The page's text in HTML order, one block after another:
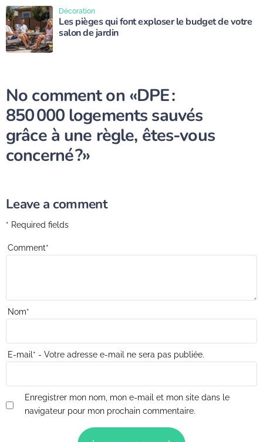
Les pièges qui font exploser le budget de votre
salon de jardin
Décoration
No comment on «DPE :
850 000 logements sauvés
grâce à une règle, êtes-vous
concerné ?»
Leave a comment
* Required fields
Comment*
Nom*
E-mail * - Votre adresse e-mail ne sera pas publiée.
Enregistrer mon nom, mon e-mail et mon site dans le
navigateur pour mon prochain commentaire.